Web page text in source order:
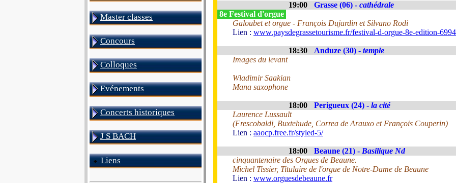
Master classes
Concours
Colloques
Evénements
Concerts historiques
J S BACH
Liens
19:00 Grasse (06) - cathédrale
8e Festival d'orgue
Galoubet et orgue - François Dujardin et Silvano Rodi
Lien : www.paysdegrassetourisme.fr/festival-d-orgue-8e-edition-
18:30 Anduze (30) - temple
Images du levant
Wladimir Saakian
Mana saxophone
18:00 Perigueux (24) - la cité
Laurence Lussault
(Frescobaldi, Buxtehude, Correa de Arauxo et François Couperin)
Lien : aaocp.free.fr/styled-5/
18:00 Beaune (21) - Basilique Nd
cinquantenaire des Orgues de Beaune.
Michel Tissier, Titulaire de l'orgue de Notre-Dame de Beaune
Lien : www.orguesdebeaune.fr